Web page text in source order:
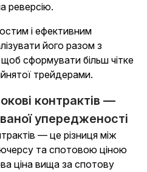
реверсію.
і ефективним
його разом з
сформувати більш чітке
трейдерами.
контрактів —
упередженості
— це різниця між
та спотовою ціною
ціна вища за спотову